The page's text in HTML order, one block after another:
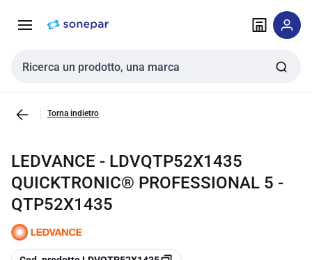
navigazione alla
Cerca input
Torna indietro
LEDVANCE - LDVQTP52X1435
QUICKTRONIC® PROFESSIONAL 5 -
QTP52X1435
copia